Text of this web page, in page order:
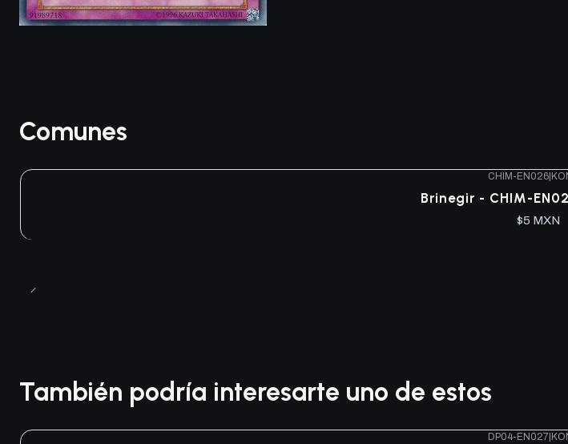
Comunes
CHIM-EN026|
Brinegir - CHIM-
$5 MXN
También podría interesarte uno de estos
DP04-EN027|